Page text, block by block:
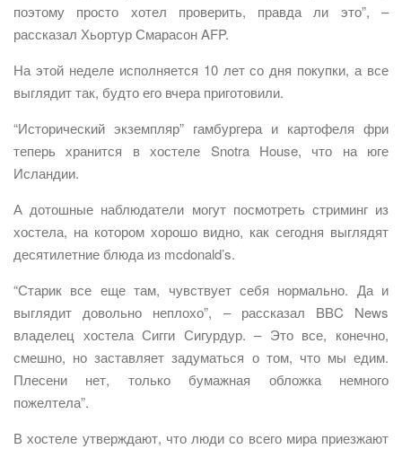
поэтому просто хотел проверить, правда ли это”, –
рассказал Хьортур Смарасон AFP.
На этой неделе исполняется 10 лет со дня покупки, а все
выглядит так, будто его вчера приготовили.
“Исторический экземпляр” гамбургера и картофеля фри
теперь хранится в хостеле Snotra House, что на юге
Исландии.
А дотошные наблюдатели могут посмотреть стриминг из
хостела, на котором хорошо видно, как сегодня выглядят
десятилетние блюда из mcdonald’s.
“Старик все еще там, чувствует себя нормально. Да и
выглядит довольно неплохо”, – рассказал BBC News
владелец хостела Сигги Сигурдур. – Это все, конечно,
смешно, но заставляет задуматься о том, что мы едим.
Плесени нет, только бумажная обложка немного
пожелтела”.
В хостеле утверждают, что люди со всего мира приезжают